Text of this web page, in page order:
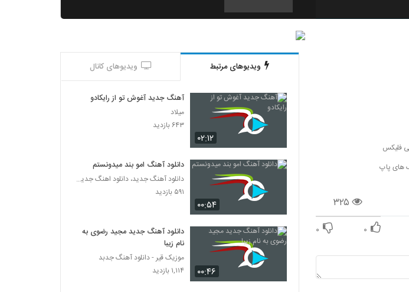
4431
Masoud Darvish Gole Goolnar
آهنگ ترانه خونه دوره گرد از جلیل
پیرمومن(پاپ)
۳۳۱ بازدید
دانلود آهنگ پدرام حسین پور دنج
۲۵۱ بازدید
دارم
۶۲۹ بازدید
آهنگ سیاوش جهانبان بنام به دادم برس
۲۵۱ بازدید
فلیکس
های پاپ
۳۲۵
۰ ۰
ویدیوهای مرتبط ویدیوهای کانال
۰۲:۱۲
آهنگ جدید آغوش تو از رایکادو
میلاد
۶۴۳ بازدید
۰۰:۵۴
دانلود آهنگ امو بند میدونستم
دانلود آهنگ جدید، دانلود اهنگ جدید ایرانی
۵۹۱ بازدید
۰۰:۴۶
دانلود آهنگ جدید مجید رضوی به
نام زیبا
موزیک قیر - دانلود آهنگ جدبد
۱,۱۱۴ بازدید